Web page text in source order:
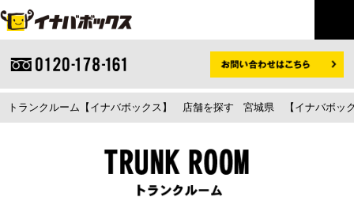
トランクルーム【イナバボックス】 店舗を探す 宮城県 【イナバボッ